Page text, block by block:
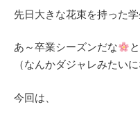
先日大きな花束を持った
あ～卒業シーズンだな
（なんかダジャレみたい
今回は、